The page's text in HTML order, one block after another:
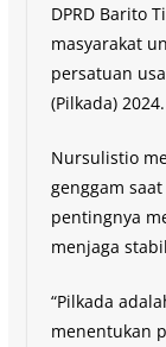
DPRD Barito
masyarakat
persatuan
(Pilkada) 2024.
Nursulistio
genggam
pentingnya
menjaga
“Pilkada
menentukan